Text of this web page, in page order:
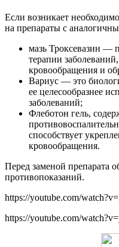
Если возникает
на препараты с
мазь Троксевазин —
терапии
кровообращения и
Вариус — это
ее целесообразнее
заболеваний;
Флеботон гель,
способствует
кровообращения.
Перед заменой препарата
противопоказаний.
https://youtube.com/
https://youtube.com/